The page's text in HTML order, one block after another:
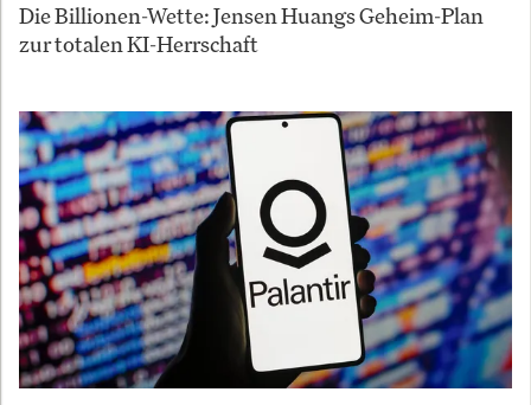
Die Billionen-Wette: Jensen Huangs Geheim-Plan
zur totalen KI-Herrschaft